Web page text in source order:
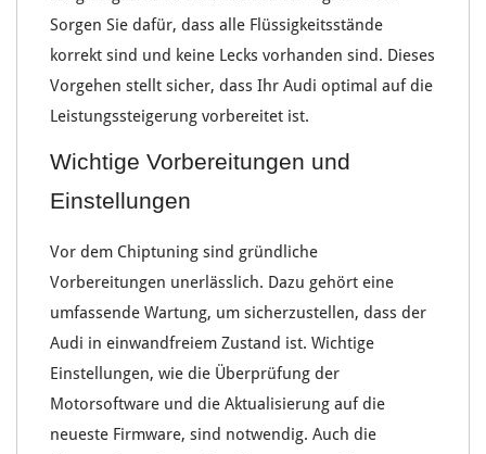
Sorgen Sie dafür, dass alle Flüssigkeitsstände
korrekt sind und keine Lecks vorhanden sind. Dieses
Vorgehen stellt sicher, dass Ihr Audi optimal auf die
Leistungssteigerung vorbereitet ist.
Wichtige Vorbereitungen und
Einstellungen
Vor dem Chiptuning sind gründliche
Vorbereitungen unerlässlich. Dazu gehört eine
umfassende Wartung, um sicherzustellen, dass der
Audi in einwandfreiem Zustand ist. Wichtige
Einstellungen, wie die Überprüfung der
Motorsoftware und die Aktualisierung auf die
neueste Firmware, sind notwendig. Auch die